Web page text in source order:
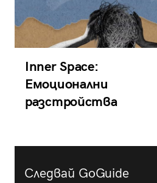
Inner Space:
Емоционални
разстройства
Следвай GoGuide